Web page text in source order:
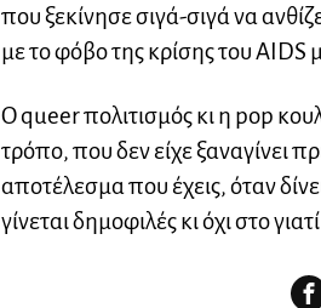
που ξεκίνησε σιγά-σιγά να
με το φόβο της κρίσης του AIDS
Ο queer πολιτισμός κι η pop
τρόπο, που δεν είχε ξαναγίνει
αποτέλεσμα που έχεις, όταν
γίνεται δημοφιλές κι όχι στο